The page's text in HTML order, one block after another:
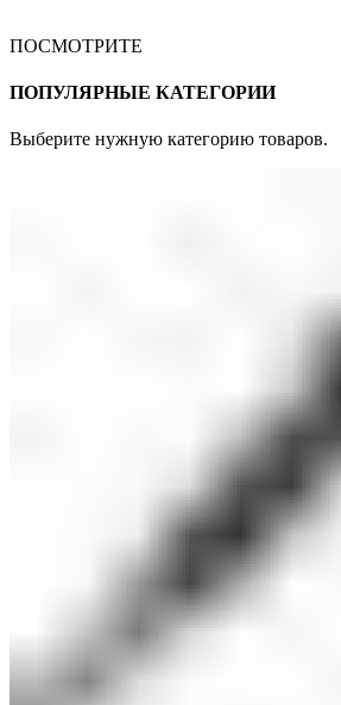
ПОСМОТРИТЕ
ПОПУЛЯРНЫЕ КАТЕГОРИИ
Выберите нужную категорию товаров.